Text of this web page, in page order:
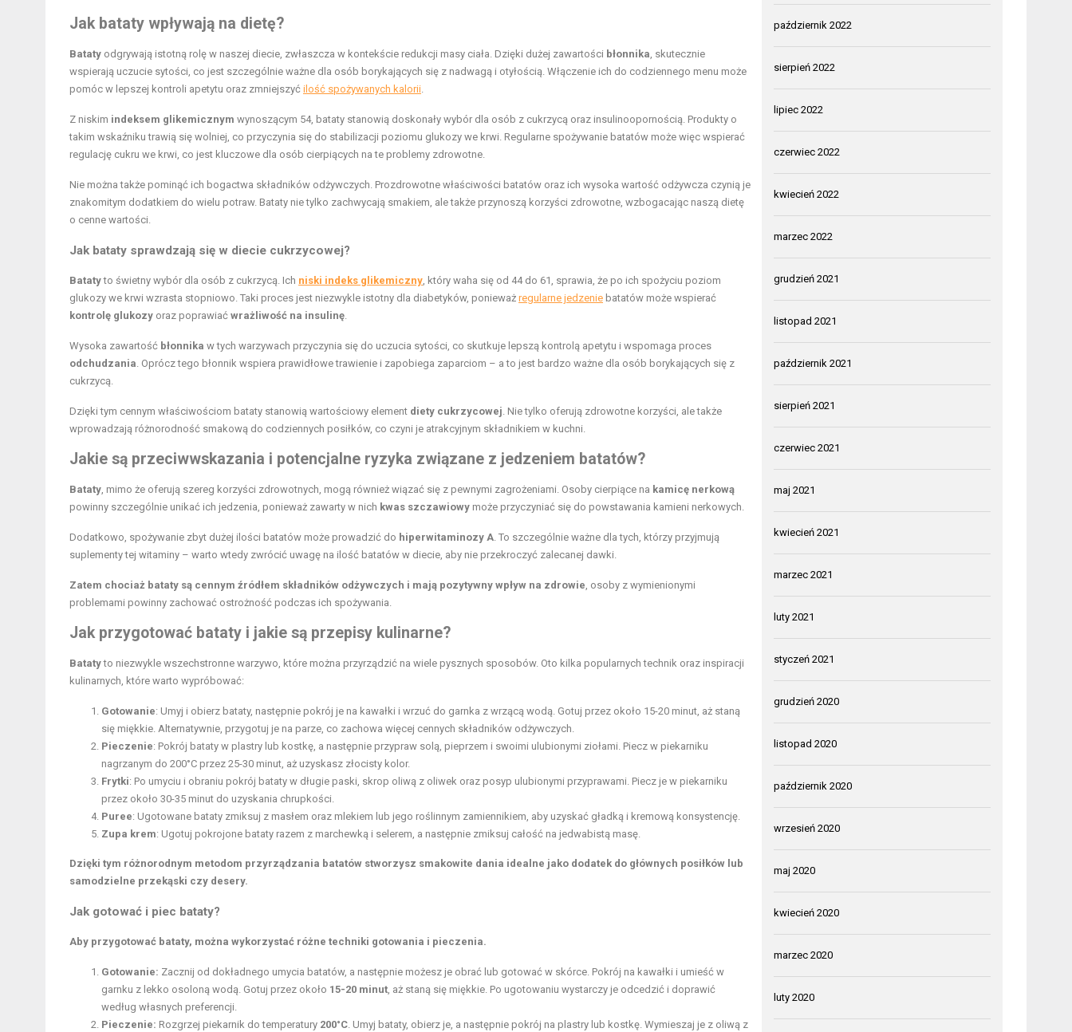
Jak bataty wpływają na dietę?
Bataty odgrywają istotną rolę w naszej diecie, zwłaszcza w kontekście redukcji masy ciała. Dzięki dużej zawartości błonnika , skutecznie
wspierają uczucie sytości, co jest szczególnie ważne dla osób borykających się z nadwagą i otyłością. Włączenie ich do codziennego menu może
pomóc w lepszej kontroli apetytu oraz zmniejszyć ilość spożywanych kalorii
Z niskim indeksem glikemicznym wynoszącym 54, bataty stanowią doskonały wybór dla osób z cukrzycą oraz insulinoopornością. Produkty o
takim wskaźniku trawią się wolniej, co przyczynia się do stabilizacji poziomu glukozy we krwi. Regularne spożywanie batatów może więc wspierać
regulację cukru we krwi, co jest kluczowe dla osób cierpiących na te problemy zdrowotne.
Nie można także pominąć ich bogactwa składników odżywczych. Prozdrowotne właściwości batatów oraz ich wysoka wartość odżywcza czynią je
znakomitym dodatkiem do wielu potraw. Bataty nie tylko zachwycają smakiem, ale także przynoszą korzyści zdrowotne, wzbogacając naszą dietę
o cenne wartości.
Jak bataty sprawdzają się w diecie cukrzycowej?
Batatyto świetny wybór dla osób z cukrzycą. Ich niski indeks glikemiczny , który waha się od 44 do 61, sprawia, że po ich spożyciu poziom
glukozy we krwi wzrasta stopniowo. Taki proces jest niezwykle istotny dla diabetyków, ponieważ regularne jedzenie batatów może wspierać
kontrolę glukozy oraz poprawiać wrażliwość na insulinę
Wysoka zawartość błonnika w tych warzywach przyczynia się do uczucia sytości, co skutkuje lepszą kontrolą apetytu i wspomaga proces
odchudzania . Oprócz tego błonnik wspiera prawidłowe trawienie i zapobiega zaparciom – a to jest bardzo ważne dla osób borykających się z
cukrzycą.
Dzięki tym cennym właściwościom bataty stanowią wartościowy element diety cukrzycowej . Nie tylko oferują zdrowotne korzyści, ale także
wprowadzają różnorodność smakową do codziennych posiłków, co czyni je atrakcyjnym składnikiem w kuchni.
Jakie są przeciwwskazania i potencjalne ryzyka związane z jedzeniem batatów?
Bataty , mimo że oferują szereg korzyści zdrowotnych, mogą również wiązać się z pewnymi zagrożeniami. Osoby cierpiące na kamicę nerkową
powinny szczególnie unikać ich jedzenia, ponieważ zawarty w nich kwas szczawiowy może przyczyniać się do powstawania kamieni nerkowych.
Dodatkowo, spożywanie zbyt dużej ilości batatów może prowadzić do hiperwitaminozy A . To szczególnie ważne dla tych, którzy przyjmują
suplementy tej witaminy – warto wtedy zwrócić uwagę na ilość batatów w diecie, aby nie przekroczyć zalecanej dawki.
Zatem chociaż bataty są cennym źródłem składników odżywczych i mają pozytywny wpływ na zdrowie , osoby z wymienionymi
problemami powinny zachować ostrożność podczas ich spożywania.
Jak przygotować bataty i jakie są przepisy kulinarne?
Batatyto niezwykle wszechstronne warzywo, które można przyrządzić na wiele pysznych sposobów. Oto kilka popularnych technik oraz inspiracji
kulinarnych, które warto wypróbować:
Gotowanie: Umyj i obierz bataty, następnie pokrój je na kawałki i wrzuć do garnka z wrzącą wodą. Gotuj przez około 15-20 minut, aż staną
się miękkie. Alternatywnie, przygotuj je na parze, co zachowa więcej cennych składników odżywczych.
Pieczenie: Pokrój bataty w plastry lub kostkę, a następnie przypraw solą, pieprzem i swoimi ulubionymi ziołami. Piecz w piekarniku
nagrzanym do 200°C przez 25-30 minut, aż uzyskasz złocisty kolor.
Frytki: Po umyciu i obraniu pokrój bataty w długie paski, skrop oliwą z oliwek oraz posyp ulubionymi przyprawami. Piecz je w piekarniku
przez około 30-35 minut do uzyskania chrupkości.
Puree: Ugotowane bataty zmiksuj z masłem oraz mlekiem lub jego roślinnym zamiennikiem, aby uzyskać gładką i kremową konsystencję.
Zupa krem: Ugotuj pokrojone bataty razem z marchewką i selerem, a następnie zmiksuj całość na jedwabistą masę.
Dzięki tym różnorodnym metodom przyrządzania batatów stworzysz smakowite dania idealne jako dodatek do głównych posiłków lub
samodzielne przekąski czy desery.
Jak gotować i piec bataty?
Aby przygotować bataty, można wykorzystać różne techniki gotowania i pieczenia.
Gotowanie: Zacznij od dokładnego umycia batatów, a następnie możesz je obrać lub gotować w skórce. Pokrój na kawałki i umieść w
garnku z lekko osoloną wodą. Gotuj przez około 15-20 minut , aż staną się miękkie. Po ugotowaniu wystarczy je odcedzić i doprawić
według własnych preferencji.
Pieczenie: Rozgrzej piekarnik do temperatury 200°C . Umyj bataty, obierz je, a następnie pokrój na plastry lub kostkę. Wymieszaj je z oliwą z
październik 2022
sierpień 2022
lipiec 2022
czerwiec 2022
kwiecień 2022
marzec 2022
grudzień 2021
listopad 2021
październik 2021
sierpień 2021
czerwiec 2021
maj 2021
kwiecień 2021
marzec 2021
luty 2021
styczeń 2021
grudzień 2020
listopad 2020
październik 2020
wrzesień 2020
maj 2020
kwiecień 2020
marzec 2020
luty 2020